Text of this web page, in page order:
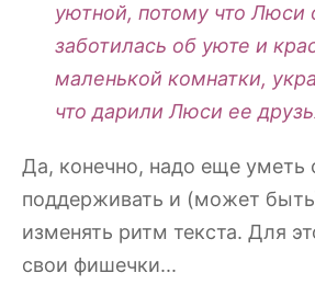
уютной, потому что Люси
заботилась об уюте и
маленькой комнатки,
что дарили Люси ее
Да, конечно, надо еще уметь
поддерживать и (может
изменять ритм текста. Для
свои фишечки...